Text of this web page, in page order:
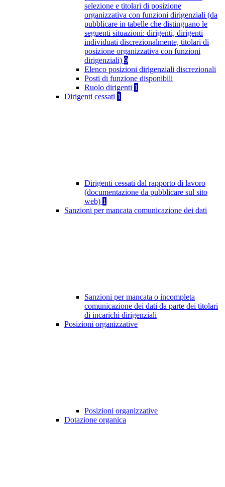
selezione e titolari di posizione
organizzativa con funzioni dirigenziali (da
pubblicare in tabelle che distinguano le
seguenti situazioni: dirigenti, dirigenti
individuati discrezionalmente, titolari di
posizione organizzativa con funzioni
dirigenziali) 9
Elenco posizioni dirigenziali discrezionali
Posti di funzione disponibili
Ruolo dirigenti 1
Dirigenti cessati 1
Dirigenti cessati dal rapporto di lavoro
(documentazione da pubblicare sul sito
web) 1
Sanzioni per mancata comunicazione dei dati
Sanzioni per mancata o incompleta
comunicazione dei dati da parte dei titolari
di incarichi dirigenziali
Posizioni organizzative
Posizioni organizzative
Dotazione organica